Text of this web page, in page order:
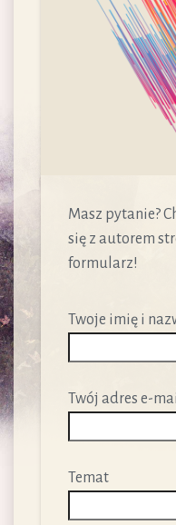
Masz pytanie?
się z autorem
formularz!
Twoje imię i
Twój adres e-mail
Temat